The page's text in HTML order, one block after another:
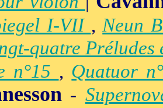
I-VII ,Neun
quatre Préludes
n°15 , Quatuor
-